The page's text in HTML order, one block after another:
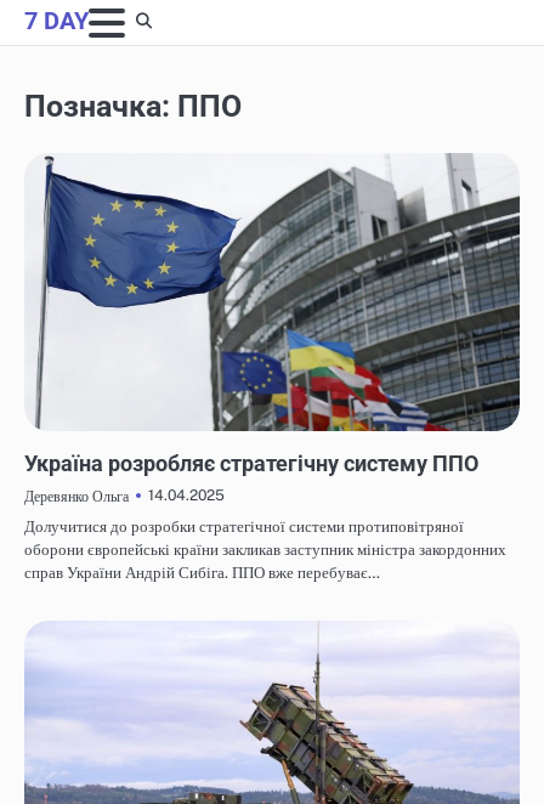
Skip
to
7 DAY
Позначка: ППО
Україна розробляє стратегічну систему ППО
Деревянко Ольга
14.04.2025
Долучитися до розробки стратегічної системи протиповітряної
оборони європейські країни закликав заступник міністра закордонних
справ України Андрій Сибіга. ППО вже перебуває…